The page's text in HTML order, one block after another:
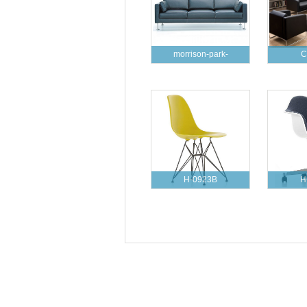
morrison-park-
H-0923B